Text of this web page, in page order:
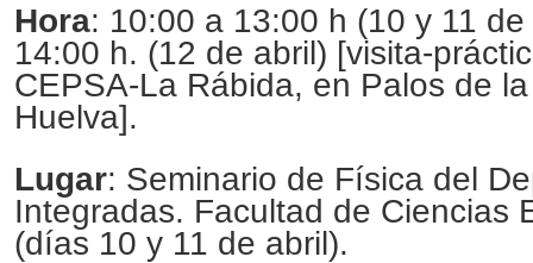
Hora: 10:00 a 13:00 h (10 y 11
14:00 h. (12 de abril) [visita-
CEPSA-La Rábida, en Palos de
Huelva].
Lugar: Seminario de Física del
Integradas. Facultad de Ciencias
(días 10 y 11 de abril).